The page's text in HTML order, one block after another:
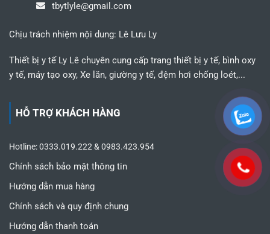
tbytlyle@gmail.com
Chịu trách nhiệm nội dung: Lê Lưu Ly
Thiết bị y tế Ly Lê chuyên cung cấp trang thiết bị y tế, bình oxy
y tế, máy tạo oxy, Xe lăn, giường y tế, đệm hơi chống loét,...
HỖ TRỢ KHÁCH HÀNG
Hotline: 0333.019.222 & 0983.423.954
Chính sách bảo mật thông tin
Hướng dẫn mua hàng
Chính sách và quy định chung
Hướng dẫn thanh toán